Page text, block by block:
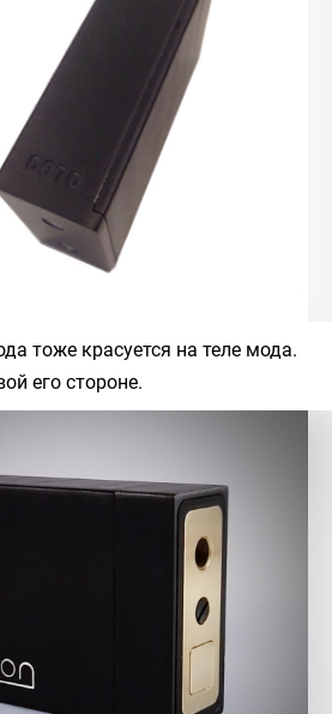
тоже красуется на теле мода.
его стороне.